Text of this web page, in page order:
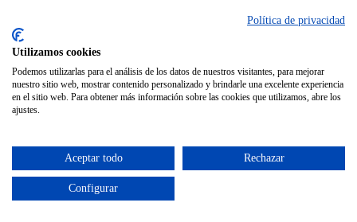
Política de privacidad
Utilizamos cookies
Podemos utilizarlas para el análisis de los datos de nuestros visitantes, para mejorar
nuestro sitio web, mostrar contenido personalizado y brindarle una excelente experiencia
en el sitio web. Para obtener más información sobre las cookies que utilizamos, abre los
ajustes.
Aceptar todo Rechazar
Configurar